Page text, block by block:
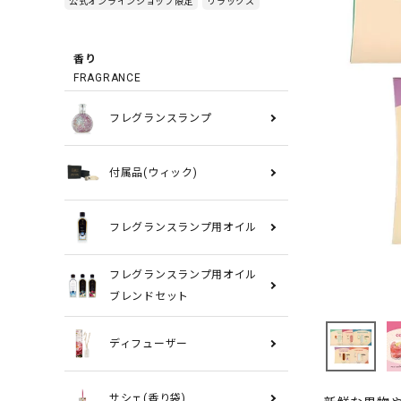
香り
FRAGRANCE
フレグランスランプ
付属品(ウィック)
フレグランスランプ用オイル
フレグランスランプ用オイル
ブレンドセット
ディフューザー
サシェ(香り袋)